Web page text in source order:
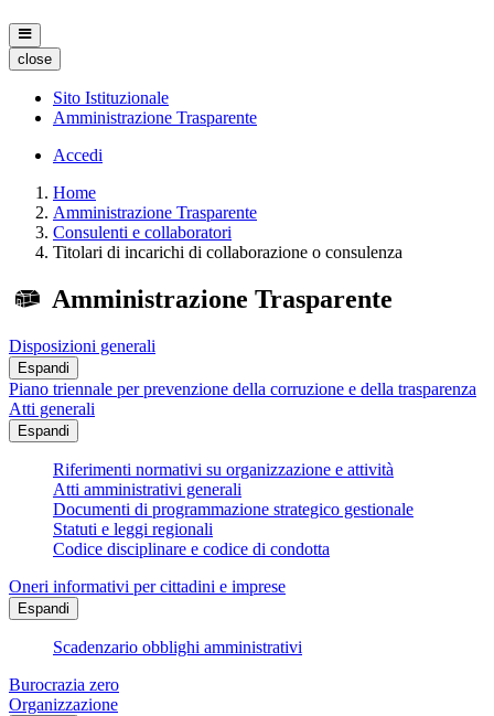
close
Sito Istituzionale
Amministrazione Trasparente
Accedi
Home
Amministrazione Trasparente
Consulenti e collaboratori
Titolari di incarichi di collaborazione o consulenza
Amministrazione Trasparente
Disposizioni generali
Espandi
Piano triennale per prevenzione della corruzione e della trasparenza
Atti generali
Espandi
Riferimenti normativi su organizzazione e attività
Atti amministrativi generali
Documenti di programmazione strategico gestionale
Statuti e leggi regionali
Codice disciplinare e codice di condotta
Oneri informativi per cittadini e imprese
Espandi
Scadenzario obblighi amministrativi
Burocrazia zero
Organizzazione